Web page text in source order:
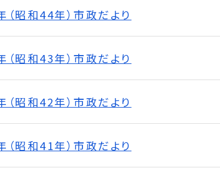
（昭和44年）市政だより
（昭和43年）市政だより
（昭和42年）市政だより
（昭和41年）市政だより